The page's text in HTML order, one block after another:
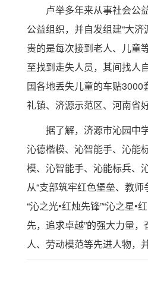
卢举多年来从事社会公
公益组织，并自发组建“大
贵的是每次接到老人、儿童
至找到走失人员，其间找人
国各地丢失儿童的车贴
礼镇、济源示范区、河南省
据了解，济源市沁园中
沁德楷模、沁智能手、沁能
模、沁智能手、沁能标兵、
从“支部筑牢红色堡垒、教
“沁之光•红烛先锋”“沁之星
先，追求卓越”的强大力量
人、劳动模范等先进人物，